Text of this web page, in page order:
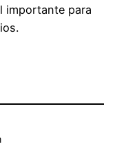
importante para